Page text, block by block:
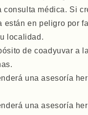
médica. Si
en peligro por
localidad.
de coadyuvar a
una asesoría
una asesoría